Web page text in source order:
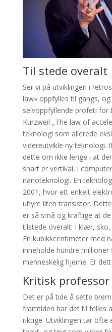
Til stede overalt
Ser vi på utviklingen i
law» oppfylles til gangs,
selvoppfyllende profeti for
Kurzweil „The law of
teknologi som allerede
videreutvikle ny teknologi.
dette om ikke lenge i at
snart er vertikal, i
nanoteknologi. En
2001, hvor ett enkelt
uhyre liten transistor.
er så små og kraftige at
tilstede overalt: I klær,
En kubikkcentimeter med
inneholde hundre
menneskelig hjerne. Er
Kritisk professor
Det er på tide å sette
framtiden har det til felles
riktige. Utviklingen tar ofte